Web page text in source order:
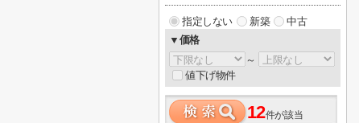
指定しない 新築
中古
▼価格
～
値下げ物件
12件が該当